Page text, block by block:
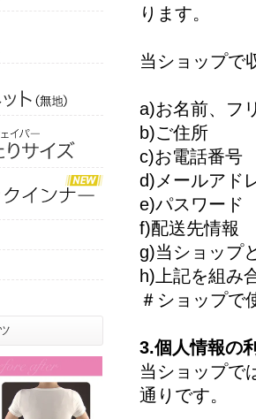
ります。
当ショップで
a)お名前、フ
b)ご住所
c)お電話番号
d)メールアド
e)パスワード
f)配送先情報
g)当ショップ
h)上記を組み
＃ショップで
3.個人情報の
当ショップで
通りです。